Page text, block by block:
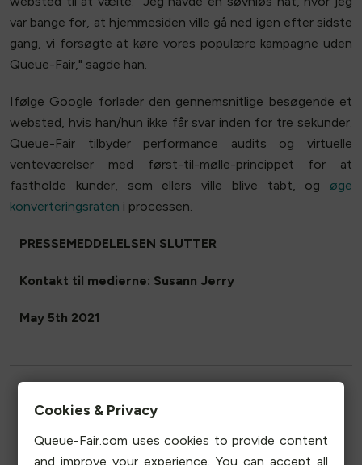
var bange for, at hjemmesiden ville gå ned igen efter sidste
gang, vi forsøgte at køre vores populære kampagne uden
Queue-Fair," sagde han.
Ifølge Google forlader den gennemsnitlige besøgende et
websted, hvis han/hun ikke får svar inden for tre sekunder.
Queue-Fair tilbyder performance audits og virtuelle
venteværelser med først-til-mølle-princippet for at
fastholde kunder, som ellers ville blive tabt, og øge
konverteringsraten i processen.
PRESSEMEDDELELSEN SLUTTER
Kontakt til medierne: Susann Jerry
May 5th 2021
Telefon
Cookies & Privacy
Queue-Fair.com uses cookies to provide content
and improve your experience. You can accept all